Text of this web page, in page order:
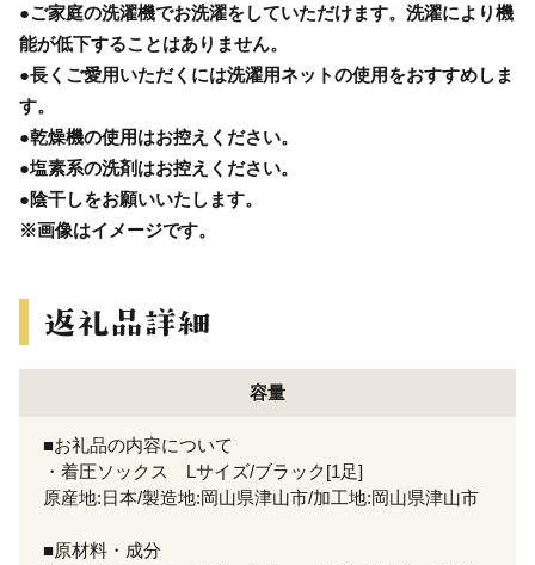
●ご家庭の洗濯機でお洗濯をしていただけます。洗濯により機
能が低下することはありません。
●長くご愛用いただくには洗濯用ネットの使用をおすすめしま
す。
●乾燥機の使用はお控えください。
●塩素系の洗剤はお控えください。
●陰干しをお願いいたします。
※画像はイメージです。
容量
■お礼品の内容について
・着圧ソックス Lサイズ/ブラック[1足]
原産地:日本/製造地:岡山県津山市/加工地:岡山県津山市
■原材料・成分